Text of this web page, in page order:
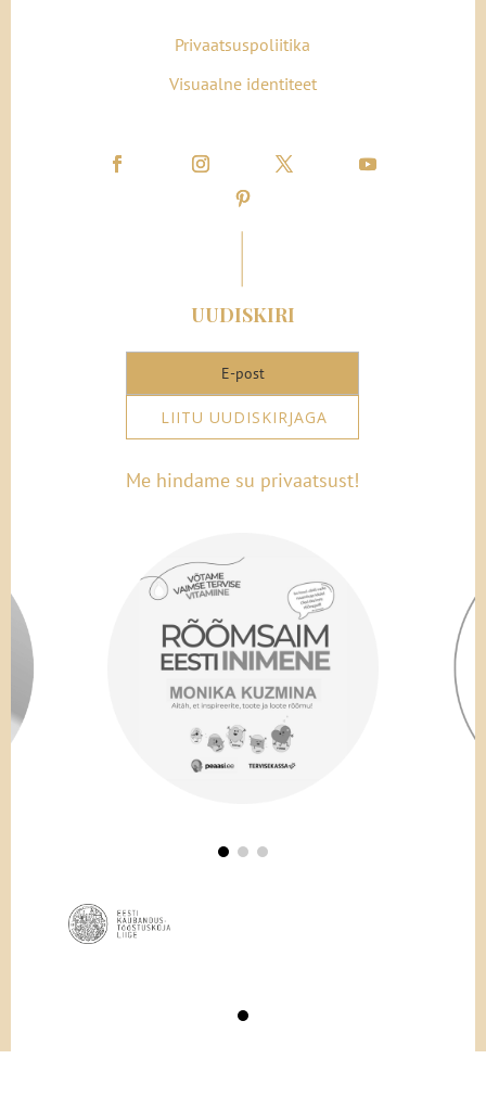
UUDISKIRI
LIITU UUDISKIRJAGA
Me hindame su privaatsust!
Privaatsuspoliitika
Visuaalne identiteet